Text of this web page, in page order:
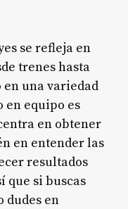
se refleja en
trenes hasta
una variedad
en equipo es
en obtener
en entender las
resultados
que si buscas
dudes en